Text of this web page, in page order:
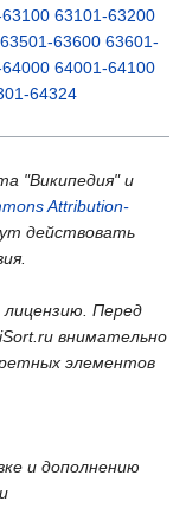
63101-63200
63501-63600 63601-
64001-64100
64324
"Википедия" и
Attribution-
действовать
Перед
внимательно
элементов
и дополнению